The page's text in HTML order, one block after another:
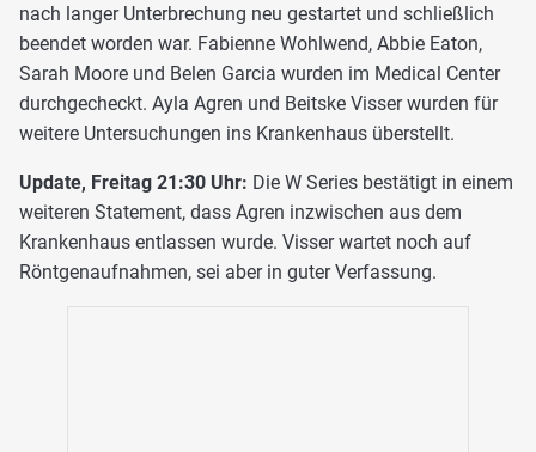
nach langer Unterbrechung neu gestartet und schließlich
beendet worden war. Fabienne Wohlwend, Abbie Eaton,
Sarah Moore und Belen Garcia wurden im Medical Center
durchgecheckt. Ayla Agren und Beitske Visser wurden für
weitere Untersuchungen ins Krankenhaus überstellt.
Update, Freitag 21:30 Uhr: Die W Series bestätigt in einem
weiteren Statement, dass Agren inzwischen aus dem
Krankenhaus entlassen wurde. Visser wartet noch auf
Röntgenaufnahmen, sei aber in guter Verfassung.